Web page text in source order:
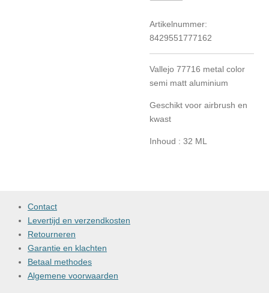
Artikelnummer:
8429551777162
Vallejo 77716 metal color
semi matt aluminium
Geschikt voor airbrush en
kwast
Inhoud : 32 ML
Contact
Levertijd en verzendkosten
Retourneren
Garantie en klachten
Betaal methodes
Algemene voorwaarden